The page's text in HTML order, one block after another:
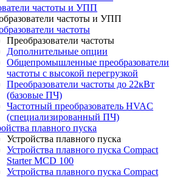
частоты и УПП
частоты и УПП
частоты
Преобразователи частоты
Дополнительные опции
Общепромышленные преобразователи
частоты с высокой перегрузкой
Преобразователи частоты до 22кВт
(базовые ПЧ)
Частотный преобразователь HVAC
(специализированный ПЧ)
плавного пуска
Устройства плавного пуска
Устройства плавного пуска Compact
Starter MCD 100
Устройства плавного пуска Compact